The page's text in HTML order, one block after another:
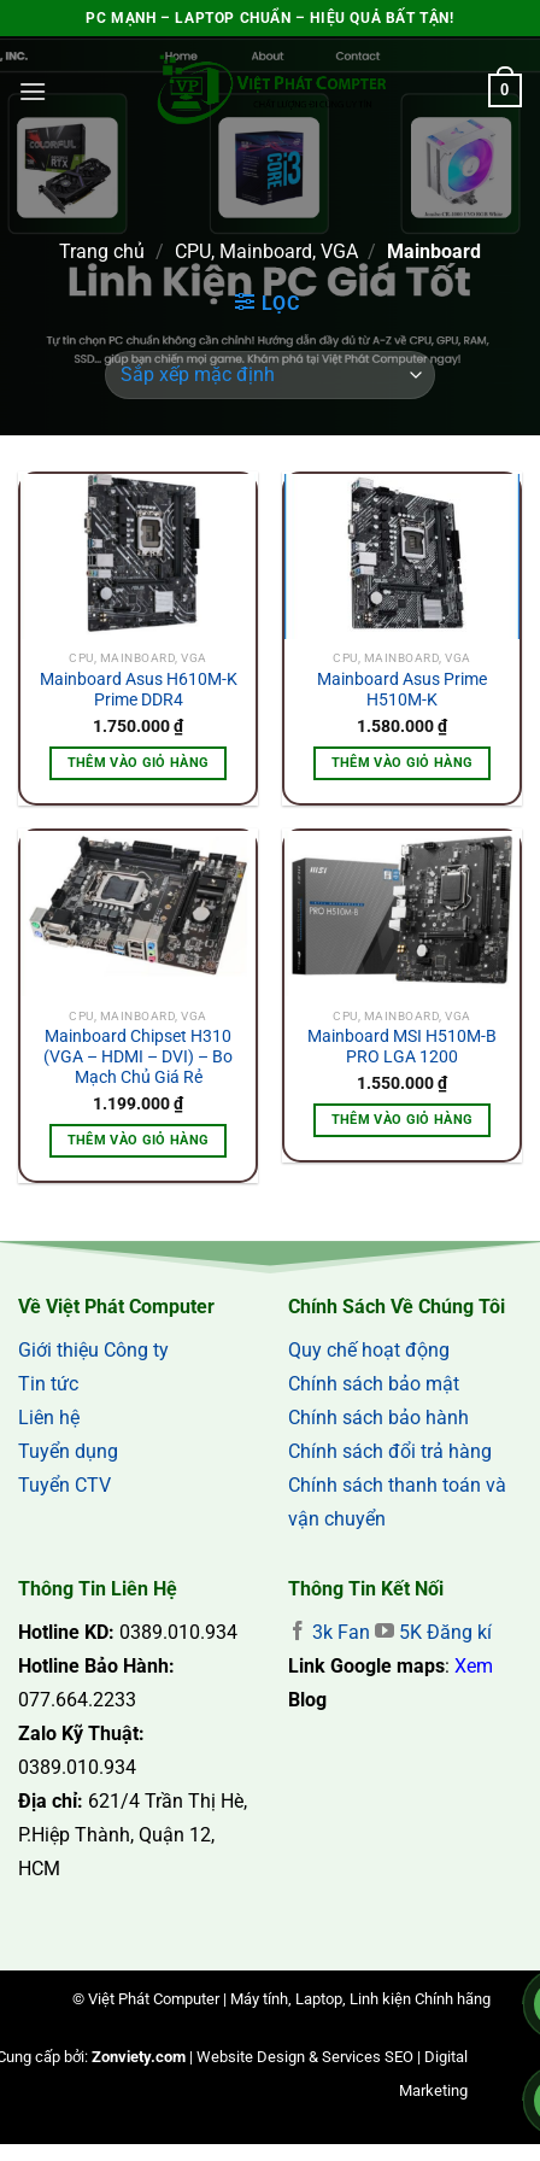
qua
nội
dung
PC MẠNH – LAPTOP CHUẨN – HIỆU QUẢ BẤT TẬN!
0
Trang chủ / CPU, Mainboard, VGA / Mainboard
LỌC
CPU, MAINBOARD, VGA
Mainboard Asus H610M-K
Prime DDR4
1.750.000₫
THÊM VÀO GIỎ HÀNG
CPU, MAINBOARD, VGA
Mainboard Asus Prime
H510M-K
1.580.000₫
THÊM VÀO GIỎ HÀNG
CPU, MAINBOARD, VGA
Mainboard Chipset H310
(VGA – HDMI – DVI) – Bo
Mạch Chủ Giá Rẻ
1.199.000₫
THÊM VÀO GIỎ HÀNG
CPU, MAINBOARD, VGA
Mainboard MSI H510M-B
PRO LGA 1200
1.550.000₫
THÊM VÀO GIỎ HÀNG
Về Việt Phát Computer
Giới thiệu Công ty
Tin tức
Liên hệ
Tuyển dụng
Tuyển CTV
Chính Sách Về Chúng Tôi
Quy chế hoạt động
Chính sách bảo mật
Chính sách bảo hành
Chính sách đổi trả hàng
Chính sách thanh toán và
vận chuyển
Thông Tin Liên Hệ
Hotline KD: 0389.010.934
Hotline Bảo Hành:
077.664.2233
Zalo Kỹ Thuật:
0389.010.934
Địa chỉ: 621/4 Trần Thị Hè,
P.Hiệp Thành, Quận 12,
HCM
Thông Tin Kết Nối
3k Fan
5K Đăng kí
Link Google maps: Xem
Blog
© Việt Phát Computer | Máy tính, Laptop, Linh kiện Chính hãng
cấp bởi: Zonviety.com | Website Design & Services SEO | Digital
Marketing